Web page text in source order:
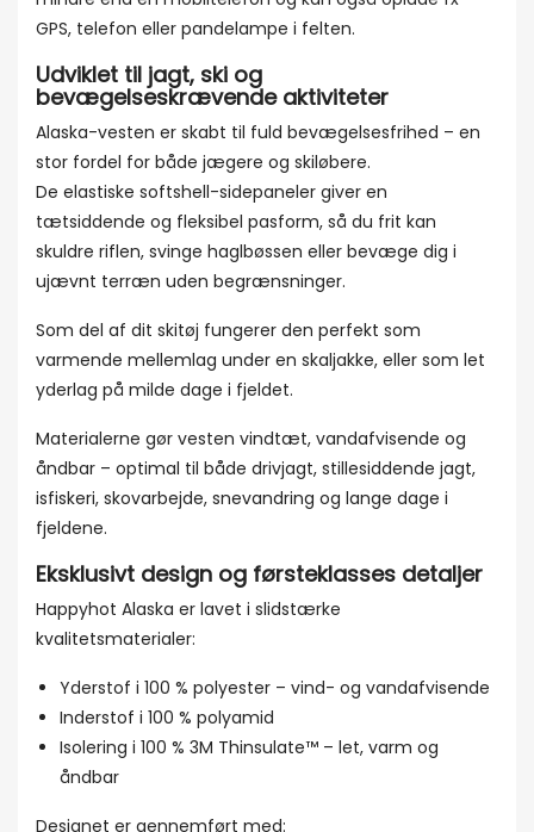
GPS, telefon eller pandelampe i felten.
Udviklet til jagt, ski og
bevægelseskrævende aktiviteter
Alaska-vesten er skabt til fuld bevægelsesfrihed – en
stor fordel for både jægere og skiløbere.
De elastiske softshell-sidepaneler giver en
tætsiddende og fleksibel pasform, så du frit kan
skuldre riflen, svinge haglbøssen eller bevæge dig i
ujævnt terræn uden begrænsninger.
Som del af dit skitøj fungerer den perfekt som
varmende mellemlag under en skaljakke, eller som let
yderlag på milde dage i fjeldet.
Materialerne gør vesten vindtæt, vandafvisende og
åndbar – optimal til både drivjagt, stillesiddende jagt,
isfiskeri, skovarbejde, snevandring og lange dage i
fjeldene.
Eksklusivt design og førsteklasses detaljer
Happyhot Alaska er lavet i slidstærke
kvalitetsmaterialer:
Yderstof i 100 % polyester – vind- og vandafvisende
Inderstof i 100 % polyamid
Isolering i 100 % 3M Thinsulate™ – let, varm og
åndbar
Designet er gennemført med: